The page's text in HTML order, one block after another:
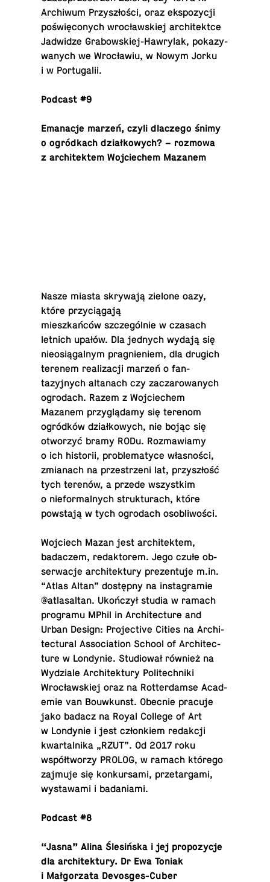
Archi­wum Przyszłości, oraz ek­spozy­cji
poświęconych wrocławskiej ar­chitek­tce
Jad­widze Grabowskiej-Hawry­lak, pokazy­
wanych we Wrocławiu, w Nowym Jorku
i w Por­tu­galii.
Podcast #9
Em­anacje marzeń, czyli dlaczego śnimy
o ogródkach działkowych? – rozmowa
z ar­chitek­tem Wo­j­ciechem Mazanem
Nasze miasta skrywają zielone oazy,
które przyciągają
mieszkańców szczególnie w czasach
letnich upałów. Dla jednych wydają się
nieosiągalnym prag­nie­niem, dla drugich
terenem re­al­iza­cji marzeń o fan­
tazyjnych al­tanach czy za­czarowanych
ogro­dach. Razem z Wo­j­ciechem
Mazanem przyglądamy się terenom
ogródków działkowych, nie bojąc się
otworzyć bramy RODu. Roz­maw­iamy
o ich his­torii, prob­lematyce własności,
zmi­anach na przestrzeni lat, przyszłość
tych terenów, a przede wszys­tkim
o niefor­mal­nych struk­tu­rach, które
powstają w tych ogro­dach osobliwości.
Wo­j­ciech Mazan jest ar­chitek­tem,
badaczem, redak­torem. Jego czułe ob­
serwacje ar­chitek­tury prezen­tuje m.​in.
“Atlas Altan” dostępny na in­sta­gramie
@at­lasaltan. Ukończył studia w ramach
pro­gramu MPhil in Ar­chi­tec­ture and
Urban Design: Pro­jec­tive Cities na Ar­chi­
tec­tural As­so­ci­a­tion School of Ar­chi­tec­
ture w Lon­dynie. Stu­diował również na
Wydziale Ar­chitek­tury Po­litech­niki
Wrocławskiej oraz na Rot­ter­damse Acad­
e­mie van Bouwkunst. Obecnie pracuje
jako badacz na Royal College of Art
w Lon­dynie i jest członkiem redakcji
kwartal­nika „RZUT”. Od 2017 roku
współtworzy PROLOG, w ramach którego
zajmuje się konkur­sami, prze­targami,
wys­tawami i bada­ni­ami.
Podcast #8
“Jasna” Alina Ślesińska i jej propozy­cje
dla ar­chitek­tury. Dr Ewa Toniak
i Małgorzata Devosges-Cuber